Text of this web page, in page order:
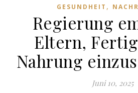
GESUNDHEIT ,
Regierung
Eltern,
Nahrung
Juni 10, 2025